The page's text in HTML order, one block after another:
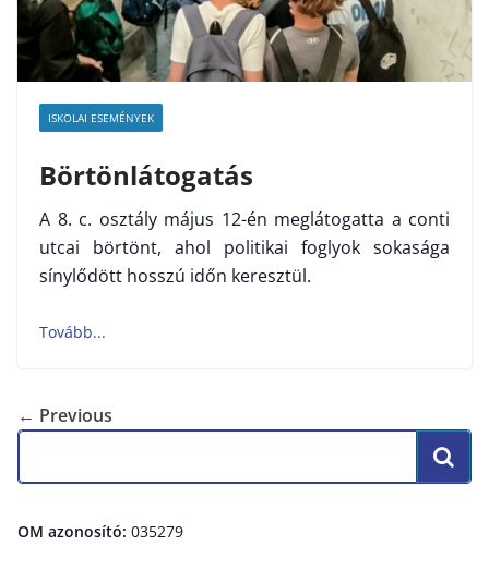
ISKOLAI ESEMÉNYEK
Börtönlátogatás
A 8. c. osztály május 12-én meglátogatta a conti
utcai börtönt, ahol politikai foglyok sokasága
sínylődött hosszú időn keresztül.
← Previous
OM azonosító: 035279